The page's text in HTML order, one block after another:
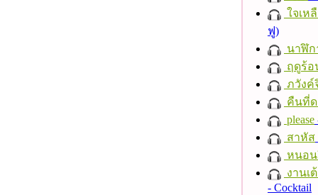
ใจเห
ฟู)
นาฬิก
ฤดูร้อ
ภวังค์
คืนที่ด
please
สาหัส
หนอน
งานเ
- Cocktail